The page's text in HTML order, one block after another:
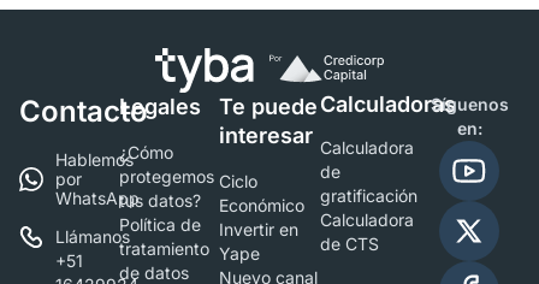
Contacto
Hablemos
por
WhatsApp
Llámanos
+51
Legales
¿Cómo
protegemos
tus datos?
Política de
tratamiento
de datos
Te puede
interesar
Ciclo
Económico
Invertir en
Yape
Nuevo canal
Calculadoras
Calculadora
de
gratificación
Calculadora
de CTS
Síguenos
en: